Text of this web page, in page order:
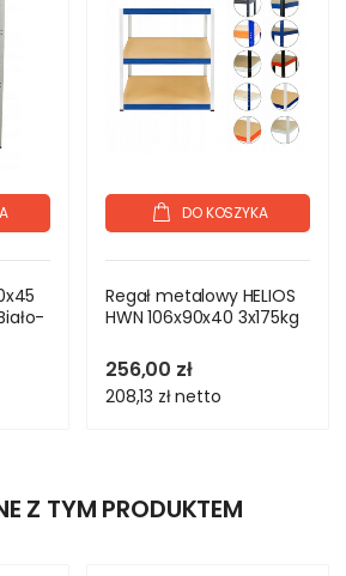
DO KOSZYKA
Regał metalowy HELIOS
HWN 106x90x40 3x175kg
256,00 zł
208,13 złnetto
Z TYM PRODUKTEM